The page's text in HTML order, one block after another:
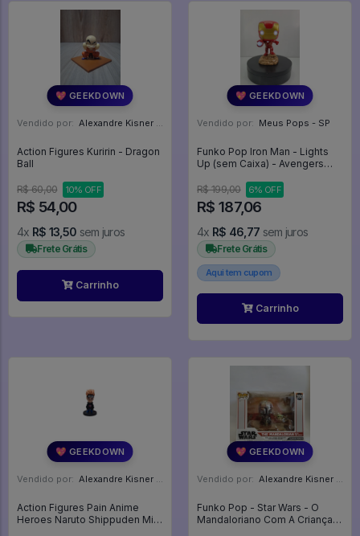
💖 GEEKDOWN
Vendido por: Alexandre Kisner - PR
Action Figures Kuririn - Dragon
Ball
R$ 60,00 10% OFF
R$ 54,00
4x R$ 13,50 sem juros
Frete Grátis
Carrinho
💖 GEEKDOWN
Vendido por: Meus Pops - SP
Funko Pop Iron Man - Lights
Up (sem Caixa) - Avengers
R$ 199,00
6% OFF
R$ 187,06
4x R$ 46,77 sem juros
Frete Grátis
Aqui tem cupom
Carrinho
💖 GEEKDOWN
Vendido por: Alexandre Kisner - PR
Action Figures Pain Anime
Heroes Naruto Shippuden Mini
💖 GEEKDOWN
Vendido por: Alexandre Kisner - PR
Funko Pop - Star Wars - O
Mandaloriano Com A Criança -